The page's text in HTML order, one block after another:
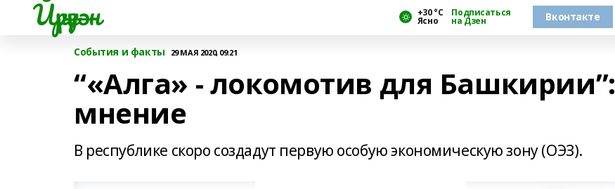
Йүрүҙән +30 °С
Ясно
Подписаться
на Дзен Вконтакте
События и факты 29 МАЯ 2020, 09:21
“«Алга» - локомотив для Башкирии”:
мнение
В республике скоро создадут первую особую экономическую зону (ОЭЗ).